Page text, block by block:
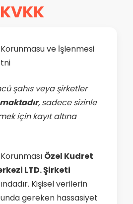
KVKK
ve İşlenmesi
şahıs veya şirketler
, sadece sizinle
için kayıt altına
Özel Kudret
LTD. Şirketi
Kişisel verilerin
gereken hassasiyet